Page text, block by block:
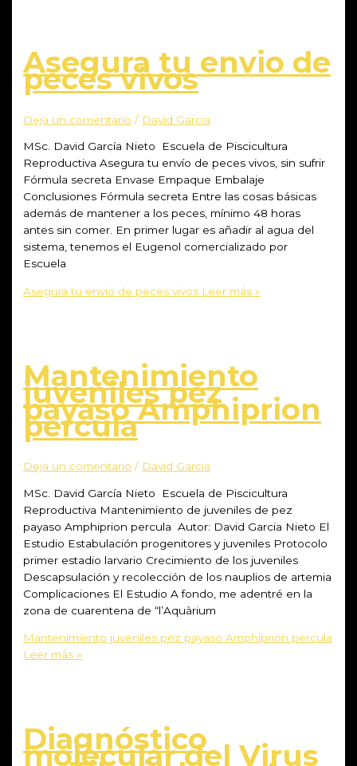
Asegura tu envio de
peces vivos
Deja un comentario / David Garcia
MSc. David García Nieto Escuela de Piscicultura
Reproductiva Asegura tu envío de peces vivos, sin sufrir
Fórmula secreta Envase Empaque Embalaje
Conclusiones Fórmula secreta Entre las cosas básicas
además de mantener a los peces, mínimo 48 horas
antes sin comer. En primer lugar es añadir al agua del
sistema, tenemos el Eugenol comercializado por
Escuela
Asegura tu envio de peces vivos Leer más »
Mantenimiento
juveniles pez
payaso Amphiprion
percula
Deja un comentario / David Garcia
MSc. David García Nieto Escuela de Piscicultura
Reproductiva Mantenimiento de juveniles de pez
payaso Amphiprion percula Autor: David Garcia Nieto El
Estudio Estabulación progenitores y juveniles Protocolo
primer estadio larvario Crecimiento de los juveniles
Descapsulación y recolección de los nauplios de artemia
Complicaciones El Estudio A fondo, me adentré en la
zona de cuarentena de “l’Aquàrium
Mantenimiento juveniles pez payaso Amphiprion percula
Leer más »
Diagnóstico
molecular del Virus